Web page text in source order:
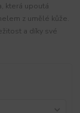
která upoutá
z umělé kůže.
a díky své